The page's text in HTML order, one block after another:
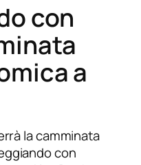
con
a
la camminata
con